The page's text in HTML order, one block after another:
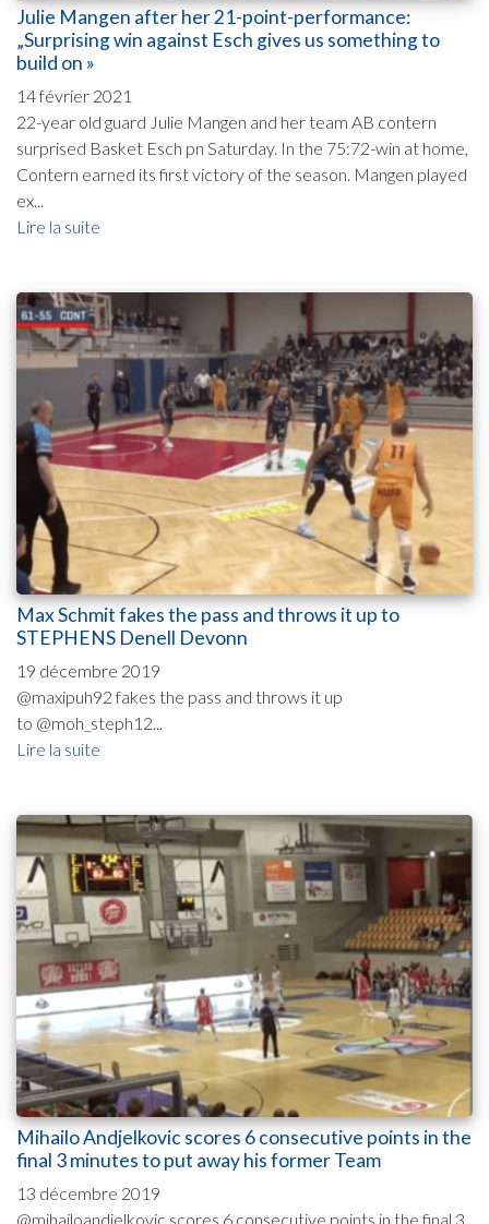
Julie Mangen after her 21-point-performance:
„Surprising win against Esch gives us something to
build on »
14 février 2021
22-year old guard Julie Mangen and her team AB contern
surprised Basket Esch pn Saturday. In the 75:72-win at home,
Contern earned its first victory of the season. Mangen played
ex...
Lire la suite
Max Schmit fakes the pass and throws it up to
STEPHENS Denell Devonn
19 décembre 2019
@maxipuh92 fakes the pass and throws it up
to @moh_steph12...
Lire la suite
Mihailo Andjelkovic scores 6 consecutive points in the
final 3 minutes to put away his former Team
13 décembre 2019
@mihailoandjelkovic scores 6 consecutive points in the final 3